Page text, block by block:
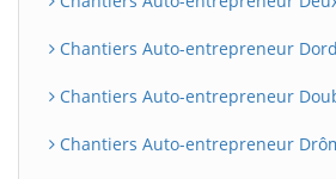
Chantiers Auto-entrepreneur
Chantiers Auto-entrepreneur
Chantiers Auto-entrepreneur